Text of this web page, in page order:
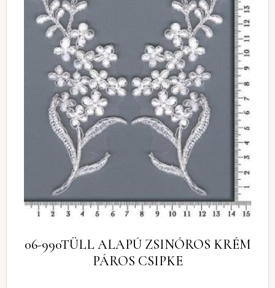
06-990TÜLL ALAPÚ ZSINÓROS KRÉM
PÁROS CSIPKE